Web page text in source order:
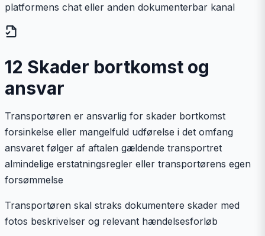
platformens chat eller anden dokumenterbar kanal
12 Skader bortkomst og
ansvar
Transportøren er ansvarlig for skader bortkomst
forsinkelse eller mangelfuld udførelse i det omfang
ansvaret følger af aftalen gældende transportret
almindelige erstatningsregler eller transportørens egen
forsømmelse
Transportøren skal straks dokumentere skader med
fotos beskrivelser og relevant hændelsesforløb